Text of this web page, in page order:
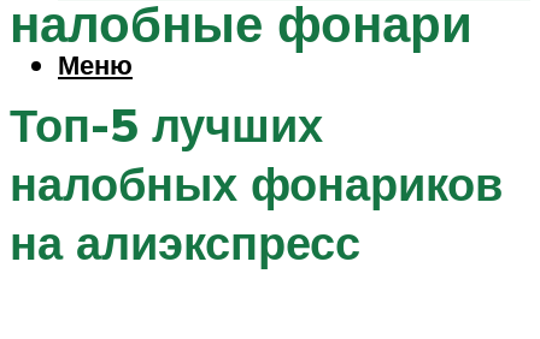
Меню
налобные фонари
Топ-5 лучших
налобных фонариков
на алиэкспресс